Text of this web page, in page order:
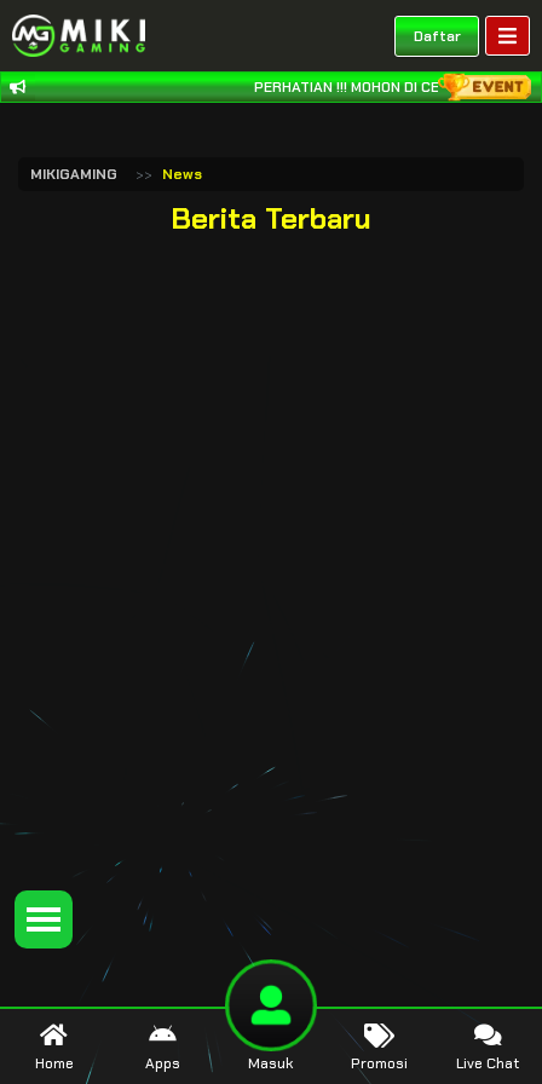
Daftar
PERHATIAN !!! MOHON DI CEK REKENING
MIKIGAMING News
Berita Terbaru
Home Apps Masuk Promosi Live Chat